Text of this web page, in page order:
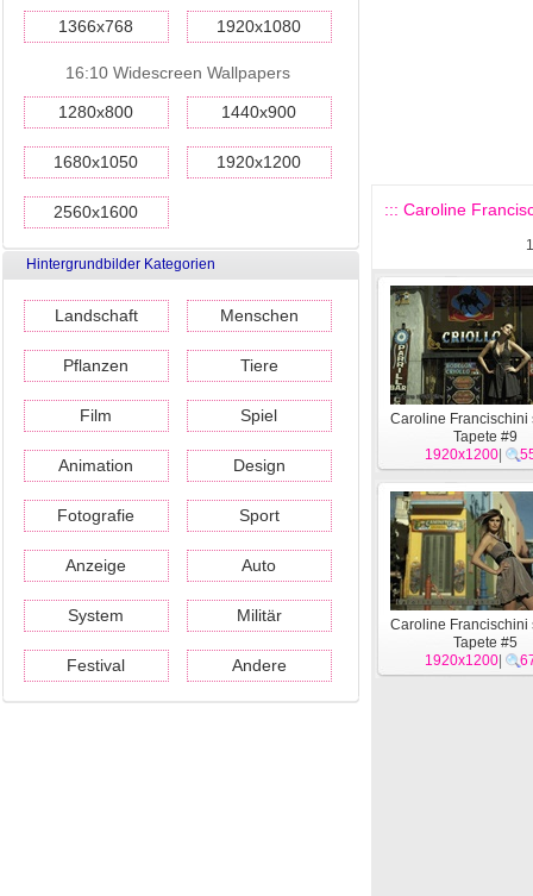
1366x768 1920x1080
16:10 Widescreen Wallpapers
1280x800 1440x900
1680x1050 1920x1200
2560x1600
Hintergrundbilder Kategorien
Landschaft Menschen
Pflanzen Tiere
Film Spiel
Animation Design
Fotografie Sport
Anzeige Auto
System Militär
Festival Andere
::: Caroline
Caroline Francischini
Tapete #9
1920x1200
Caroline Francischini
Tapete #5
1920x1200